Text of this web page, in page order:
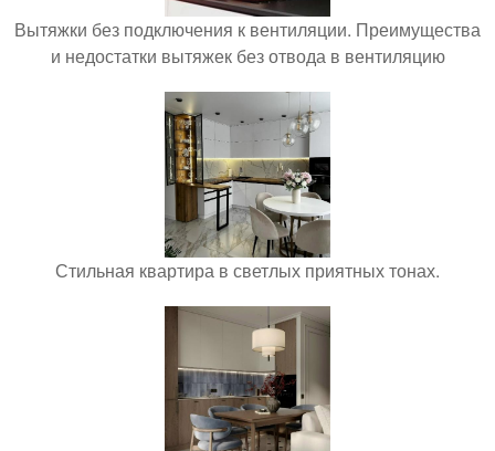
Вытяжки без подключения к вентиляции. Преимущества
и недостатки вытяжек без отвода в вентиляцию
Стильная квартира в светлых приятных тонах.